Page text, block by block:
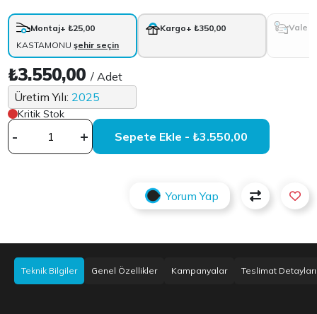
Montaj+ ₺25,00
KASTAMONUşehir seçin
Kargo+ ₺350,00 Vale
₺3.550,00/ Adet
Üretim Yılı: 2025
Kritik Stok
- + Sepete Ekle - ₺3.550,00
Yorum Yap
Teknik Bilgiler Genel Özellikler Kampanyalar Teslimat Detayları